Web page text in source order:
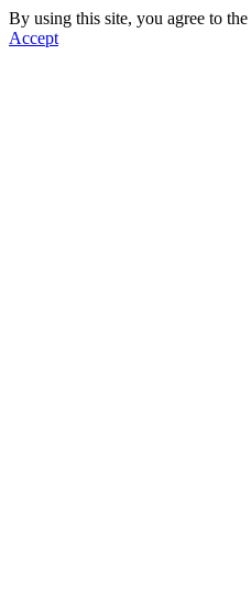
By using this site, you agree to the
Accept